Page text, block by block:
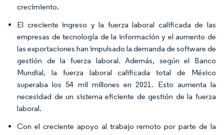
crecimiento.
El creciente ingreso y la fuerza laboral calificada de las
empresas de tecnología de la información y el aumento de
las exportaciones han impulsado la demanda de software de
gestión de la fuerza laboral. Además, según el Banco
Mundial, la fuerza laboral calificada total de México
superaba los 54 mil millones en 2021. Esto aumenta la
necesidad de un sistema eficiente de gestión de la fuerza
laboral.
Con el creciente apoyo al trabajo remoto por parte de la